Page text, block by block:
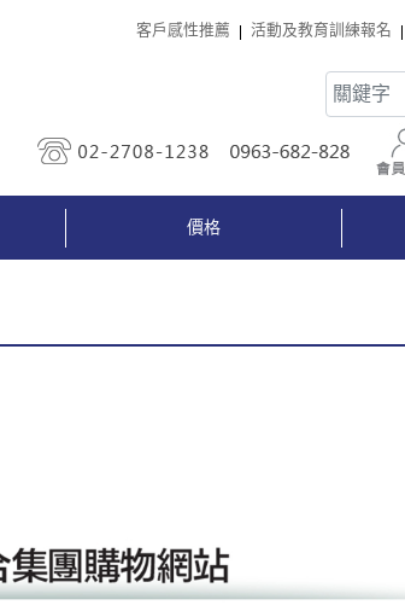
客戶感性推薦 活動及教育訓練報名
價格